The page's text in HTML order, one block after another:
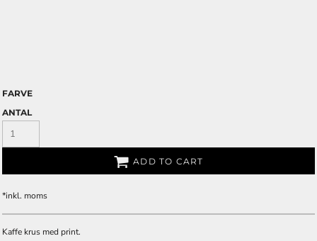
FARVE
ANTAL
ADD TO CART
*inkl. moms
Kaffe krus med print.